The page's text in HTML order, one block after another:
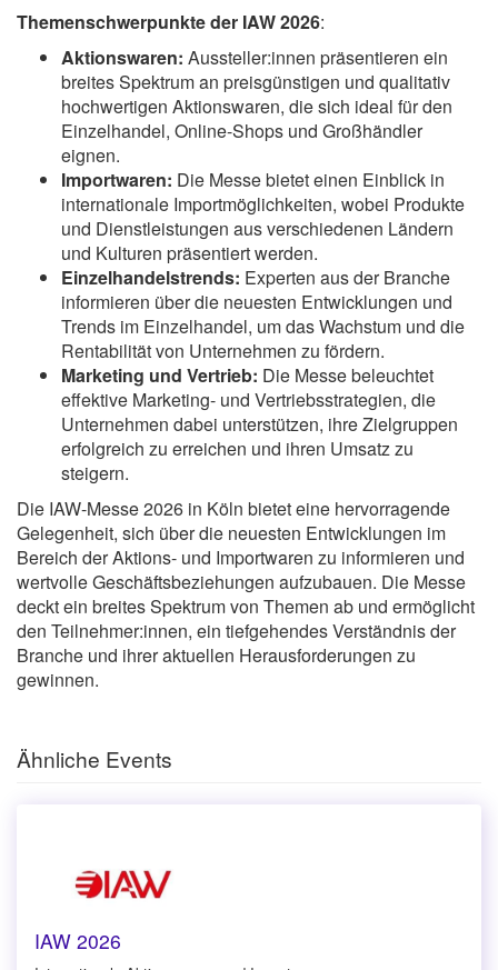
Themenschwerpunkte der IAW 2026:
Aktionswaren: Aussteller:innen präsentieren ein
breites Spektrum an preisgünstigen und qualitativ
hochwertigen Aktionswaren, die sich ideal für den
Einzelhandel, Online-Shops und Großhändler
eignen.
Importwaren: Die Messe bietet einen Einblick in
internationale Importmöglichkeiten, wobei Produkte
und Dienstleistungen aus verschiedenen Ländern
und Kulturen präsentiert werden.
Einzelhandelstrends: Experten aus der Branche
informieren über die neuesten Entwicklungen und
Trends im Einzelhandel, um das Wachstum und die
Rentabilität von Unternehmen zu fördern.
Marketing und Vertrieb: Die Messe beleuchtet
effektive Marketing- und Vertriebsstrategien, die
Unternehmen dabei unterstützen, ihre Zielgruppen
erfolgreich zu erreichen und ihren Umsatz zu
steigern.
Die IAW-Messe 2026 in Köln bietet eine hervorragende
Gelegenheit, sich über die neuesten Entwicklungen im
Bereich der Aktions- und Importwaren zu informieren und
wertvolle Geschäftsbeziehungen aufzubauen. Die Messe
deckt ein breites Spektrum von Themen ab und ermöglicht
den Teilnehmer:innen, ein tiefgehendes Verständnis der
Branche und ihrer aktuellen Herausforderungen zu
gewinnen.
Ähnliche Events
IAW 2026